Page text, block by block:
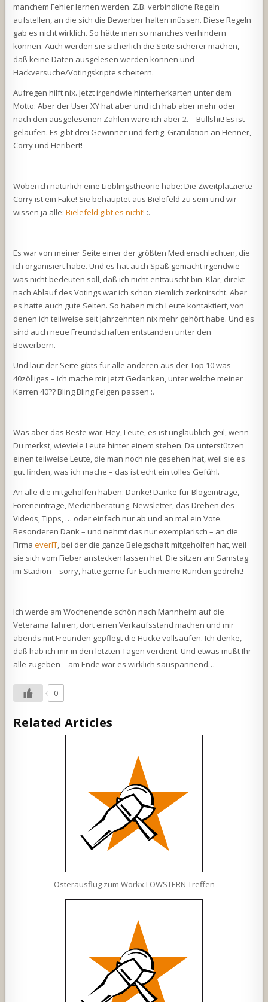
manchem Fehler lernen werden. Z.B. verbindliche Regeln
aufstellen, an die sich die Bewerber halten müssen. Diese Regeln
gab es nicht wirklich. So hätte man so manches verhindern
können. Auch werden sie sicherlich die Seite sicherer machen,
daß keine Daten ausgelesen werden können und
Hackversuche/Votingskripte scheitern.
Aufregen hilft nix. Jetzt irgendwie hinterherkarten unter dem
Motto: Aber der User XY hat aber und ich hab aber mehr oder
nach den ausgelesenen Zahlen wäre ich aber 2. – Bullshit! Es ist
gelaufen. Es gibt drei Gewinner und fertig. Gratulation an Henner,
Corry und Heribert!
Wobei ich natürlich eine Lieblingstheorie habe: Die Zweitplatzierte
Corry ist ein Fake! Sie behauptet aus Bielefeld zu sein und wir
wissen ja alle:Bielefeld gibt es nicht! :.
Es war von meiner Seite einer der größten Medienschlachten, die
ich organisiert habe. Und es hat auch Spaß gemacht irgendwie –
was nicht bedeuten soll, daß ich nicht enttäuscht bin. Klar, direkt
nach Ablauf des Votings war ich schon ziemlich zerknirscht. Aber
es hatte auch gute Seiten. So haben mich Leute kontaktiert, von
denen ich teilweise seit Jahrzehnten nix mehr gehört habe. Und es
sind auch neue Freundschaften entstanden unter den
Bewerbern.
Und laut der Seite gibts für alle anderen aus der Top 10 was
40zölliges – ich mache mir jetzt Gedanken, unter welche meiner
Karren 40?? Bling Bling Felgen passen :.
Was aber das Beste war: Hey, Leute, es ist unglaublich geil, wenn
Du merkst, wieviele Leute hinter einem stehen. Da unterstützen
einen teilweise Leute, die man noch nie gesehen hat, weil sie es
gut finden, was ich mache – das ist echt ein tolles Gefühl.
An alle die mitgeholfen haben: Danke! Danke für Blogeinträge,
Foreneinträge, Medienberatung, Newsletter, das Drehen des
Videos, Tipps, … oder einfach nur ab und an mal ein Vote.
Besonderen Dank – und nehmt das nur exemplarisch – an die
FirmaeverIT, bei der die ganze Belegschaft mitgeholfen hat, weil
sie sich vom Fieber anstecken lassen hat. Die sitzen am Samstag
im Stadion – sorry, hätte gerne für Euch meine Runden gedreht!
Ich werde am Wochenende schön nach Mannheim auf die
Veterama fahren, dort einen Verkaufsstand machen und mir
abends mit Freunden gepflegt die Hucke vollsaufen. Ich denke,
daß hab ich mir in den letzten Tagen verdient. Und etwas müßt Ihr
alle zugeben – am Ende war es wirklich sauspannend…
0
Related Articles
Osterausflug zum Workx LOWSTERN Treffen